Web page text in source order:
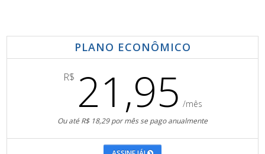
PLANO ECONÔMICO
R$ 21,95 /mês
Ou até R$ 18,29 por mês se pago anualmente